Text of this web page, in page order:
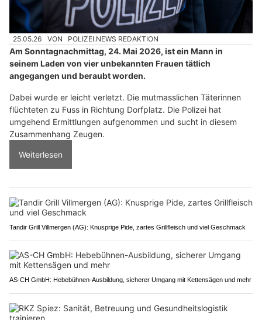
25.05.26 VON POLIZEI.NEWS REDAKTION
Am Sonntagnachmittag, 24. Mai 2026, ist ein Mann in
seinem Laden von vier unbekannten Frauen tätlich
angegangen und beraubt worden.
Dabei wurde er leicht verletzt. Die mutmasslichen Täterinnen
flüchteten zu Fuss in Richtung Dorfplatz. Die Polizei hat
umgehend Ermittlungen aufgenommen und sucht in diesem
Zusammenhang Zeugen.
Weiterlesen
Tandir Grill Villmergen (AG): Knusprige Pide, zartes Grillfleisch und viel Geschmack
AS-CH GmbH: Hebebühnen-Ausbildung, sicherer Umgang mit Kettensägen und mehr